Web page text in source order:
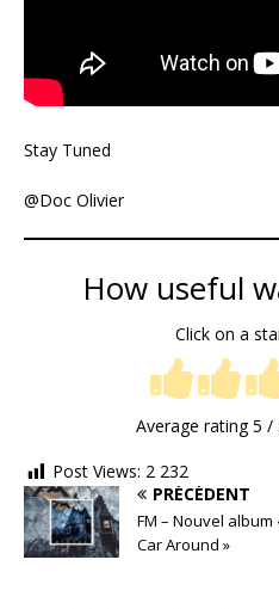
Stay Tuned
@Doc Olivier
How useful
Click on a
Average rating5 /
Post Views: 2 232
PRÉCÉDENT
FM – Nouvel album
Car Around »